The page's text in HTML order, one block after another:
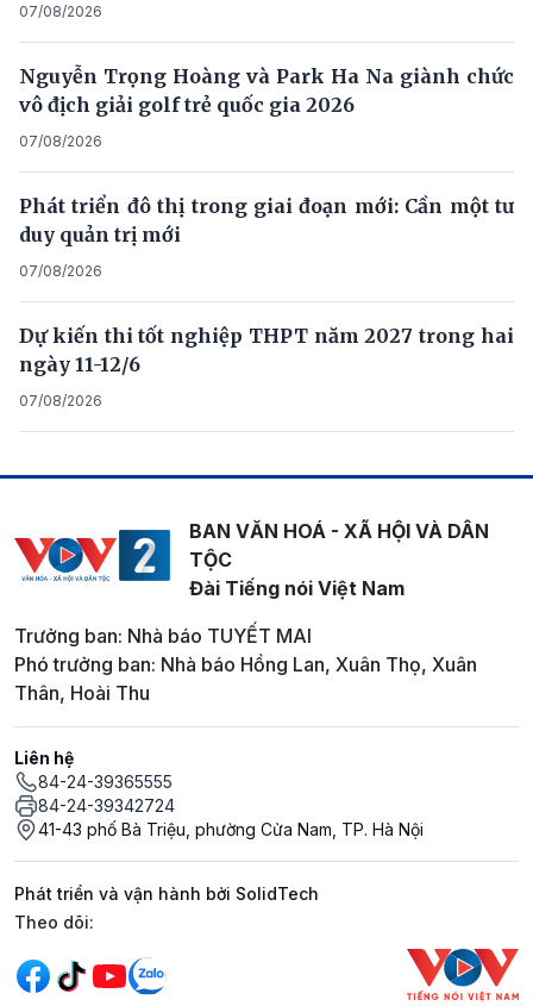
07/08/2026
Nguyễn Trọng Hoàng và Park Ha Na giành chức
vô địch giải golf trẻ quốc gia 2026
07/08/2026
Phát triển đô thị trong giai đoạn mới: Cần một tư
duy quản trị mới
07/08/2026
Dự kiến thi tốt nghiệp THPT năm 2027 trong hai
ngày 11-12/6
07/08/2026
BAN VĂN HOÁ - XÃ HỘI VÀ DÂN
TỘC
Đài Tiếng nói Việt Nam
Trưởng ban: Nhà báo TUYẾT MAI
Phó trưởng ban: Nhà báo Hồng Lan, Xuân Thọ, Xuân
Thân, Hoài Thu
Liên hệ
84-24-39365555
84-24-39342724
41-43 phố Bà Triệu, phường Cửa Nam, TP. Hà Nội
Phát triển và vận hành bởi SolidTech
Mạng xã hội
Theo dõi: